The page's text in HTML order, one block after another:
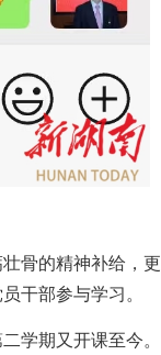
骨的精神补给，更
干部参与学习。
学期又开课至今。